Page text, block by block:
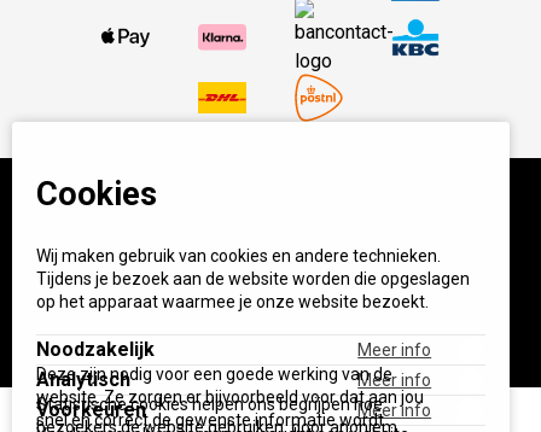
BTW.Algemene voorwaarden
Privacy
Start your own BXC
Cookies
Wij maken gebruik van cookies en andere technieken.
Tijdens je bezoek aan de website worden die opgeslagen
op het apparaat waarmee je onze website bezoekt.
Noodzakelijk
Meer info
Deze zijn nodig voor een goede werking van de
website. Ze zorgen er bijvoorbeeld voor dat aan jou
snel en correct de gewenste informatie wordt
Analytisch
Meer info
Statistische cookies helpen ons begrijpen hoe
bezoekers de website gebruiken, door anoniem
Voorkeuren
Meer info